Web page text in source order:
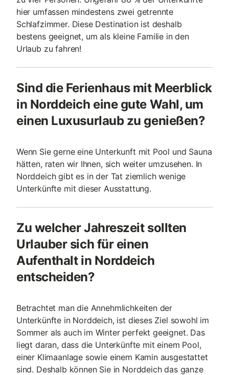
hier umfassen mindestens zwei getrennte
Schlafzimmer. Diese Destination ist deshalb
bestens geeignet, um als kleine Familie in den
Urlaub zu fahren!
Sind die Ferienhaus mit Meerblick
in Norddeich eine gute Wahl, um
einen Luxusurlaub zu genießen?
Wenn Sie gerne eine Unterkunft mit Pool und Sauna
hätten, raten wir Ihnen, sich weiter umzusehen. In
Norddeich gibt es in der Tat ziemlich wenige
Unterkünfte mit dieser Ausstattung.
Zu welcher Jahreszeit sollten
Urlauber sich für einen
Aufenthalt in Norddeich
entscheiden?
Betrachtet man die Annehmlichkeiten der
Unterkünfte in Norddeich, ist dieses Ziel sowohl im
Sommer als auch im Winter perfekt geeignet. Das
liegt daran, dass die Unterkünfte mit einem Pool,
einer Klimaanlage sowie einem Kamin ausgestattet
sind. Deshalb können Sie in Norddeich das ganze